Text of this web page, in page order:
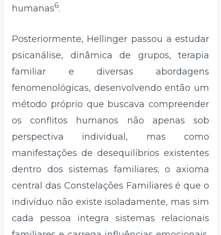
humanas6.
Posteriormente, Hellinger passou a estudar
psicanálise, dinâmica de grupos, terapia
familiar e diversas abordagens
fenomenológicas, desenvolvendo então um
método próprio que buscava compreender
os conflitos humanos não apenas sob
perspectiva individual, mas como
manifestações de desequilíbrios existentes
dentro dos sistemas familiares; o axioma
central das Constelações Familiares é que o
indivíduo não existe isoladamente, mas sim
cada pessoa integra sistemas relacionais